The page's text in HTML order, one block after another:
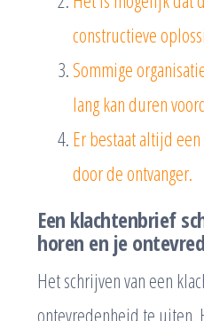
constructieve
Sommige
lang kan duren
Er bestaat altijd
door de ontvanger.
Een klachtenbrief
horen en je
Het schrijven van een
ontevredenheid te uiten.